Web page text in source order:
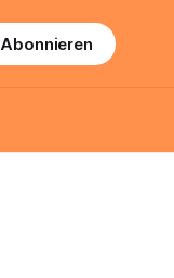
Abonnieren